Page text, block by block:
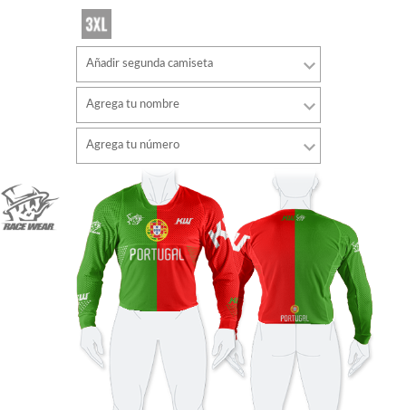
Añadir segunda camiseta
Agrega tu nombre
Color de fuente
Color de contorno
Sin contorno
AÑADIR
Agrega tu número
estilo
Color de fuente
Color de contorno